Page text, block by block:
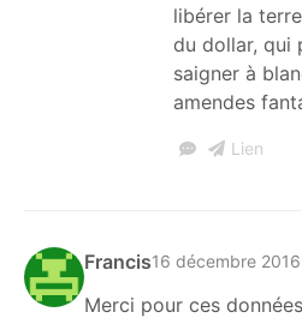
libérer la
du dollar, qui
saigner à
amendes
Lien
Francis16 décembre
Merci pour ces